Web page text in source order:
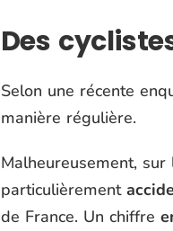
Des
Selon une récente
manière régulière.
Malheureusement,
particulièrement
de France. Un chiffre